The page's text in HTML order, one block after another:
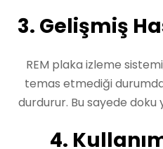
3. Gelişmiş
REM plaka izleme
temas etmediği
durdurur. Bu sayede doku
4.